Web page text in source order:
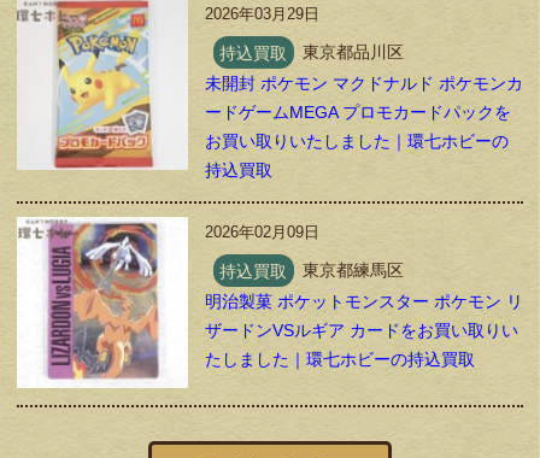
2026年03月29日
持込買取
東京都品川区
未開封 ポケモン マクドナルド ポケモンカ
ードゲームMEGA プロモカードパックを
お買い取りいたしました｜環七ホビーの
持込買取
2026年02月09日
持込買取
東京都練馬区
明治製菓 ポケットモンスター ポケモン リ
ザードンVSルギア カードをお買い取りい
たしました｜環七ホビーの持込買取